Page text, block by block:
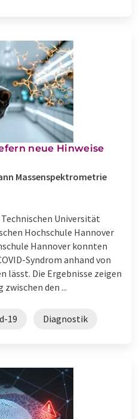
neue Hinweise
Massenspektrometrie
Technischen Universität
Hochschule Hannover
Hannover konnten
Syndrom anhand von
lässt. Die Ergebnisse zeigen
den ...
19 Diagnostik